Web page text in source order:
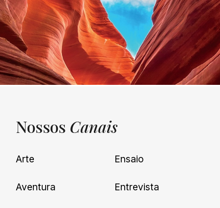
UNQUIET
Newsletter
Nossos Canais
Arte
Aventura
Ensaio
Entrevista